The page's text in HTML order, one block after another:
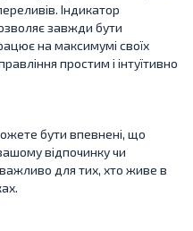
Індикатор
завжди бути
на максимумі своїх
простим і інтуїтивно
бути впевнені, що
відпочинку чи
для тих, хто живе в